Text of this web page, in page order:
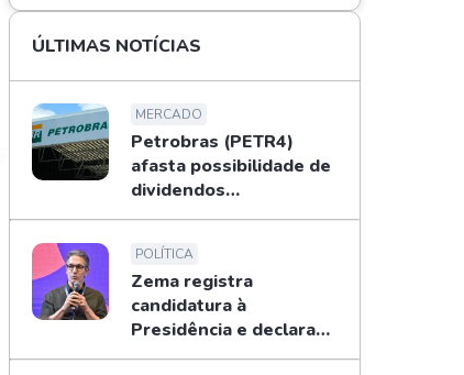
ÚLTIMAS NOTÍCIAS
MERCADO
Petrobras (PETR4)
afasta possibilidade de
dividendos
extraordinários em
POLÍTICA
Zema registra
candidatura à
Presidência e declara
patrimônio de R$ 178